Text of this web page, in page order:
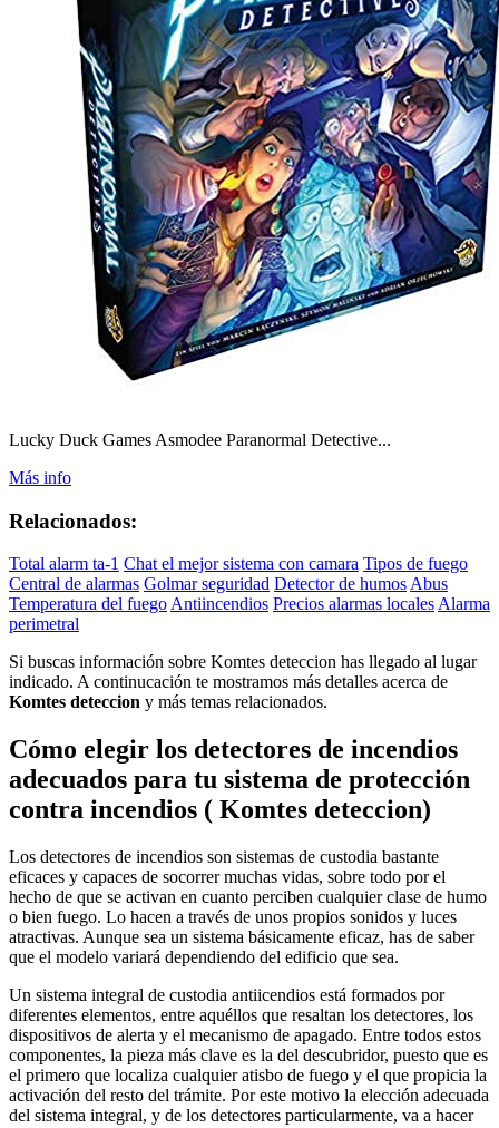
Lucky Duck Games Asmodee Paranormal Detective...
Más info
Relacionados:
Total alarm ta-1 Chat el mejor sistema con camara Tipos de fuego
Central de alarmas Golmar seguridad Detector de humos Abus
Temperatura del fuego Antiincendios Precios alarmas locales Alarma
perimetral
Si buscas información sobre Komtes deteccion has llegado al lugar
indicado. A continucación te mostramos más detalles acerca de
Komtes deteccion y más temas relacionados.
Cómo elegir los detectores de incendios
adecuados para tu sistema de protección
contra incendios ( Komtes deteccion)
Los detectores de incendios son sistemas de custodia bastante
eficaces y capaces de socorrer muchas vidas, sobre todo por el
hecho de que se activan en cuanto perciben cualquier clase de humo
o bien fuego. Lo hacen a través de unos propios sonidos y luces
atractivas. Aunque sea un sistema básicamente eficaz, has de saber
que el modelo variará dependiendo del edificio que sea.
Un sistema integral de custodia antiicendios está formados por
diferentes elementos, entre aquéllos que resaltan los detectores, los
dispositivos de alerta y el mecanismo de apagado. Entre todos estos
componentes, la pieza más clave es la del descubridor, puesto que es
el primero que localiza cualquier atisbo de fuego y el que propicia la
activación del resto del trámite. Por este motivo la elección adecuada
del sistema integral, y de los detectores particularmente, va a hacer